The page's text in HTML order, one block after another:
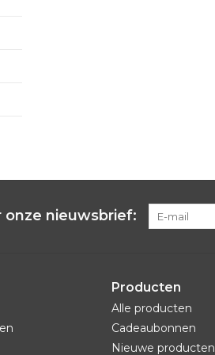
onze nieuwsbrief:
Producten
Alle producten
Cadeaubonnen
Nieuwe producten